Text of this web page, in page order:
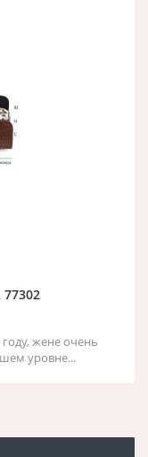
77302
жене очень
уровне...